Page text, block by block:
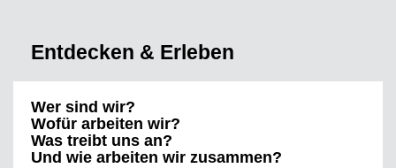
Entdecken & Erleben
Wer sind wir?
Wofür arbeiten wir?
Was treibt uns an?
Und wie arbeiten wir zusammen?